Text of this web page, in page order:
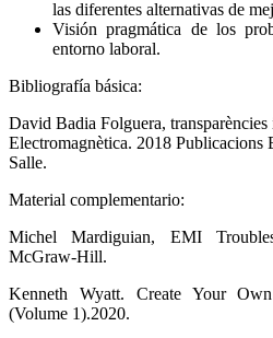
las diferentes alternativas de
Visión pragmática de los
entorno laboral.
Bibliografía básica:
David Badia Folguera,
Electromagnètica. 2018
Salle.
Material complementario:
Michel Mardiguian, EMI
McGraw-Hill.
Kenneth Wyatt. Create Your
(Volume 1).2020.